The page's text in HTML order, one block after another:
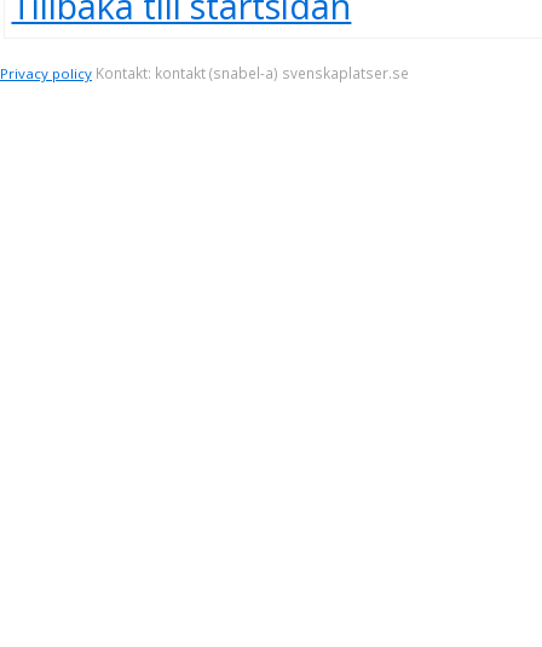
Privacy policy Kontakt: kontakt (snabel-a) svenskaplatser.se